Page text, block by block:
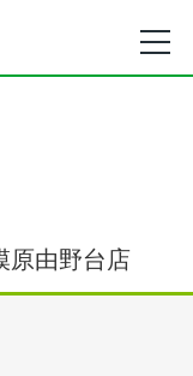
由野台店